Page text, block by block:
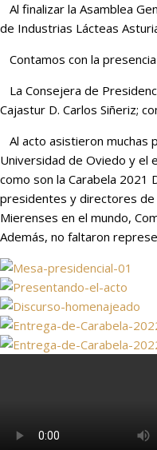
Al finalizar la Asamblea
de Industrias Lácteas
Contamos con la
La Consejera de
Cajastur D. Carlos Siñeriz;
Al acto asistieron muchas
Universidad de Oviedo y el
como son la Carabela 2021
presidentes y directores de
Mierenses en el mundo,
Además, no faltaron